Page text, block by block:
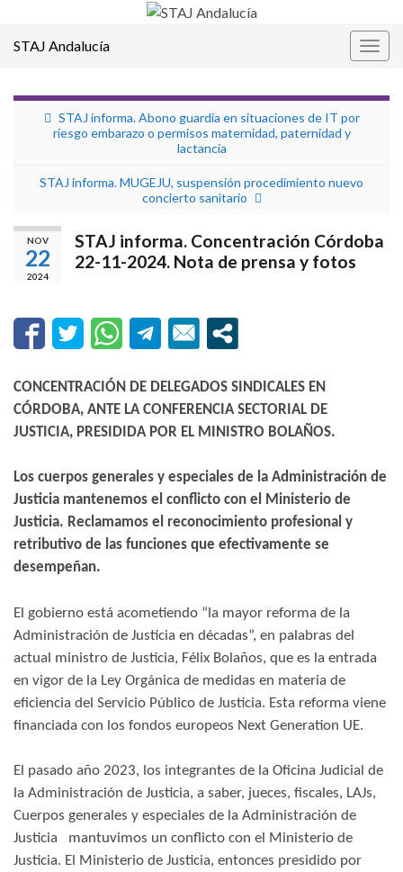
STAJ Andalucía
STAJ informa. Abono guardia en situaciones de IT por
riesgo embarazo o permisos maternidad, paternidad y
lactancia
STAJ informa. MUGEJU, suspensión procedimiento nuevo
concierto sanitario
NOV
22
2024
STAJ informa. Concentración Córdoba
22-11-2024. Nota de prensa y fotos
CONCENTRACIÓN DE DELEGADOS SINDICALES EN
CÓRDOBA, ANTE LA CONFERENCIA SECTORIAL DE
JUSTICIA, PRESIDIDA POR EL MINISTRO BOLAÑOS.
Los cuerpos generales y especiales de la Administración de
Justicia mantenemos el conflicto con el Ministerio de
Justicia. Reclamamos el reconocimiento profesional y
retributivo de las funciones que efectivamente se
desempeñan.
El gobierno está acometiendo “la mayor reforma de la
Administración de Justicia en décadas”, en palabras del
actual ministro de Justicia, Félix Bolaños, que es la entrada
en vigor de la Ley Orgánica de medidas en materia de
eficiencia del Servicio Público de Justicia. Esta reforma viene
financiada con los fondos europeos Next Generation UE.
El pasado año 2023, los integrantes de la Oficina Judicial de
la Administración de Justicia, a saber, jueces, fiscales, LAJs,
Cuerpos generales y especiales de la Administración de
Justicia mantuvimos un conflicto con el Ministerio de
Justicia. El Ministerio de Justicia, entonces presidido por